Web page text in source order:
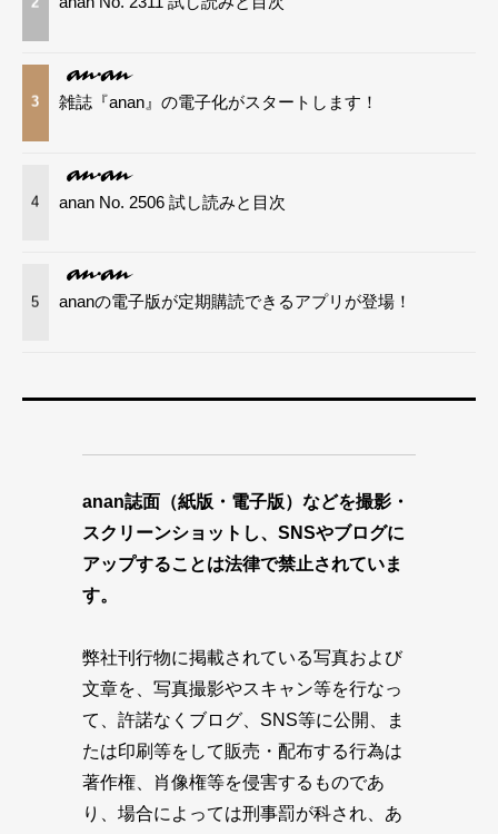
3 雑誌『anan』の電子化がスタートします！
4 anan No. 2506 試し読みと目次
5 ananの電子版が定期購読できるアプリが登場！
anan誌面（紙版・電子版）などを撮影・
スクリーンショットし、SNSやブログに
アップすることは法律で禁止されていま
す。
弊社刊行物に掲載されている写真および
文章を、写真撮影やスキャン等を行なっ
て、許諾なくブログ、SNS等に公開、ま
たは印刷等をして販売・配布する行為は
著作権、肖像権等を侵害するものであ
り、場合によっては刑事罰が科され、あ